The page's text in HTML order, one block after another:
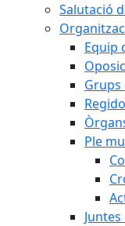
Salutació
Equip
Grups
Ple